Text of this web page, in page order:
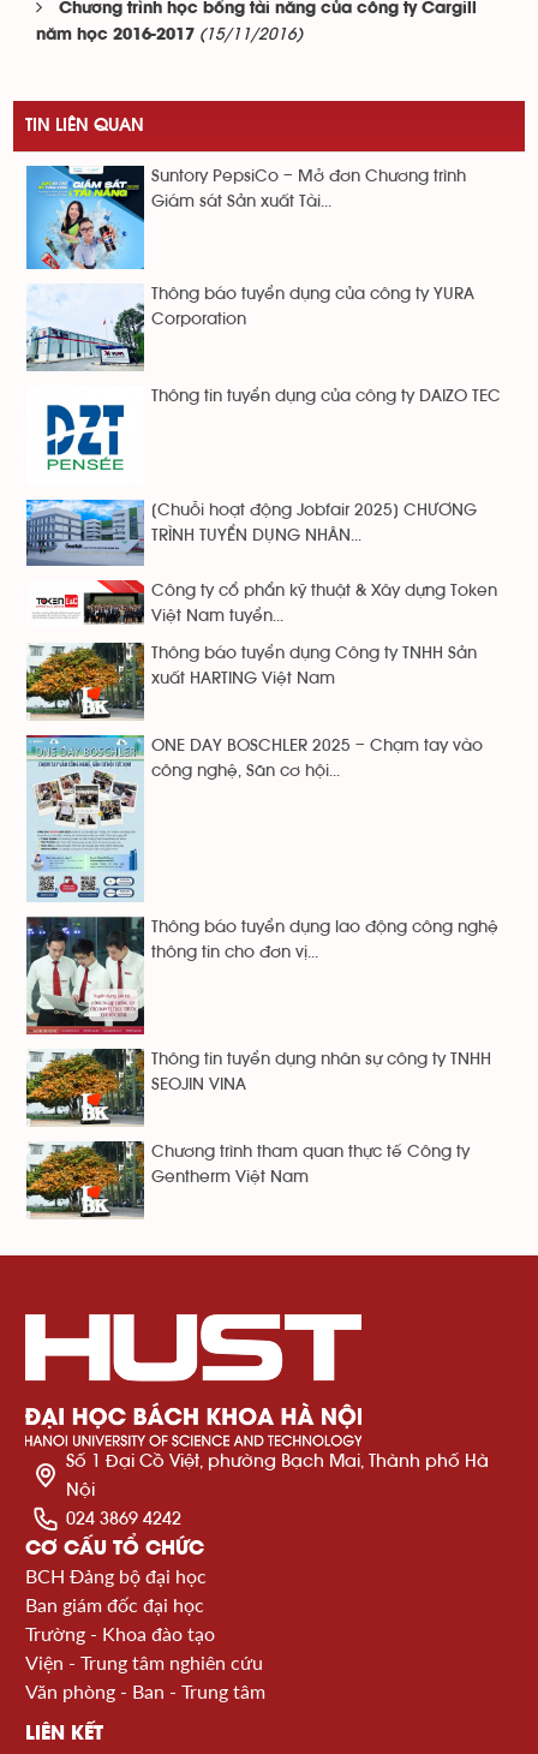
Chương trình học bổng tài năng của công ty Cargill
năm học 2016-2017 (15/11/2016)
TIN LIÊN QUAN
Suntory PepsiCo – Mở đơn Chương trình
Giám sát Sản xuất Tài...
Thông báo tuyển dụng của công ty YURA
Corporation
Thông tin tuyển dụng của công ty DAIZO TEC
[Chuỗi hoạt động Jobfair 2025] CHƯƠNG
TRÌNH TUYỂN DỤNG NHÂN...
Công ty cổ phẩn kỹ thuật & Xây dựng Token
Việt Nam tuyển...
Thông báo tuyển dụng Công ty TNHH Sản
xuất HARTING Việt Nam
ONE DAY BOSCHLER 2025 – Chạm tay vào
công nghệ, Săn cơ hội...
Thông báo tuyển dụng lao động công nghệ
thông tin cho đơn vị...
Thông tin tuyển dụng nhân sự công ty TNHH
SEOJIN VINA
Chương trình tham quan thực tế Công ty
Gentherm Việt Nam
Số 1 Đại Cồ Việt, phường Bạch Mai, Thành phố Hà
Nội
024 3869 4242
CƠ CẤU TỔ CHỨC
BCH Đảng bộ đại học
Ban giám đốc đại học
Trường - Khoa đào tạo
Viện - Trung tâm nghiên cứu
Văn phòng - Ban - Trung tâm
LIÊN KẾT